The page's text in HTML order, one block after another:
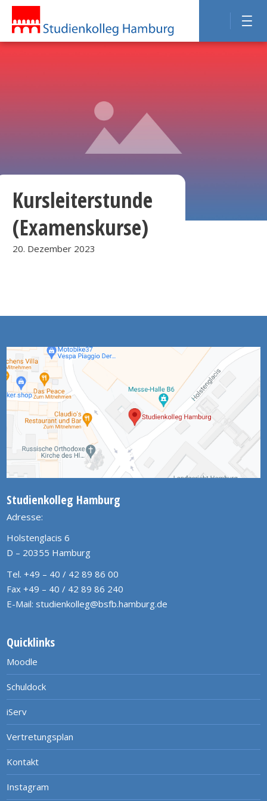
Kursleiterstunde
(Examenskurse)
20. Dezember 2023
Studienkolleg Hamburg
Adresse:
Holstenglacis 6
D – 20355 Hamburg
Tel. +49 – 40 / 42 89 86 00
Fax +49 – 40 / 42 89 86 240
E-Mail: studienkolleg@bsfb.hamburg.de
Quicklinks
Moodle
Schuldock
iServ
Vertretungsplan
Kontakt
Instagram